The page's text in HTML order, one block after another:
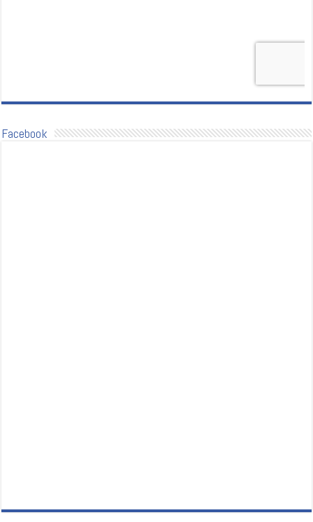
Facebook